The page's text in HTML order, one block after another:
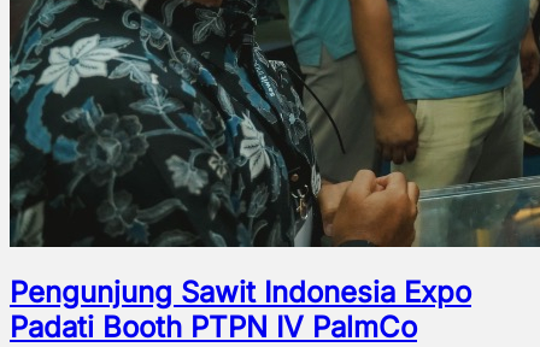
Pengunjung Sawit Indonesia Expo
Padati Booth PTPN IV PalmCo